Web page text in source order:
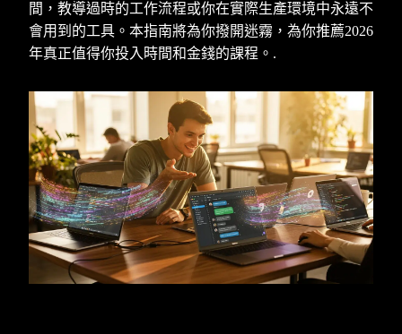
間，教導過時的工作流程或你在實際生產環境中永遠不
會用到的工具。本指南將為你撥開迷霧，為你推薦2026
年真正值得你投入時間和金錢的課程。.